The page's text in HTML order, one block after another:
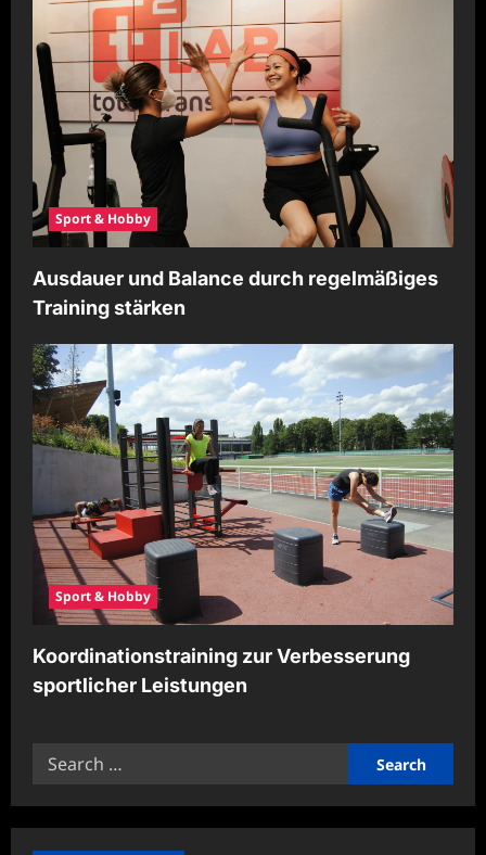
Sport & Hobby
Ausdauer und Balance durch regelmäßiges
Training stärken
Sport & Hobby
Koordinationstraining zur Verbesserung
sportlicher Leistungen
Search